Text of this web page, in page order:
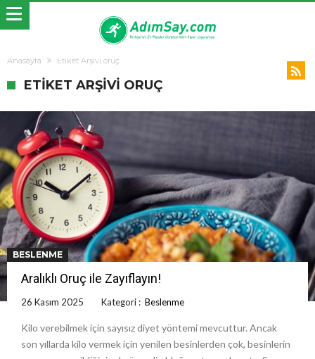
Anasayfa Etiket Arşivi oruç
ETIKET ARŞIVI ORUÇ
BESLENME
Aralıklı Oruç ile Zayıflayın!
26 Kasım 2025 Kategori : Beslenme
Kilo verebilmek için sayısız diyet yöntemi mevcuttur. Ancak
son yıllarda kilo vermek için yenilen besinlerden çok, besinlerin